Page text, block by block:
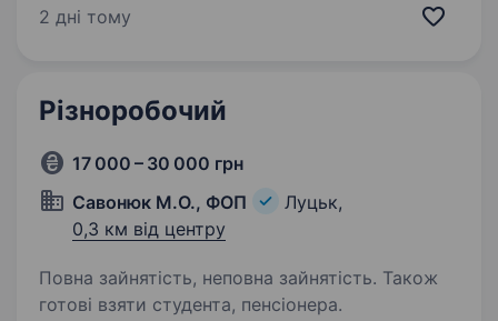
Обов’язки:Робота на будівництві, внутрішні
2 дні тому
Різноробочий
17 000 – 30 000 грн
Савонюк М.О., ФОП
Луцьк,
0,3 км від центру
Повна зайнятість, неповна зайнятість. Також
готові взяти студента, пенсіонера.